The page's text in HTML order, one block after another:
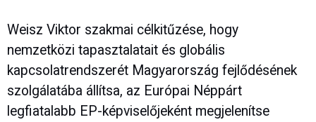
Weisz Viktor szakmai célkitűzése, hogy
nemzetközi tapasztalatait és globális
kapcsolatrendszerét Magyarország fejlődésének
szolgálatába állítsa, az Európai Néppárt
legfiatalabb EP-képviselőjeként megjelenítse